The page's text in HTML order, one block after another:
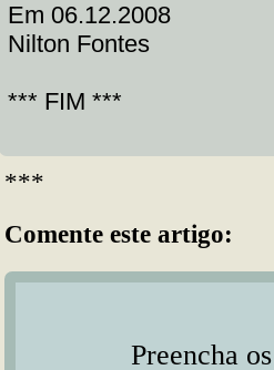
Em 06.12.2008
Nilton Fontes
*** FIM ***
***
Comente este artigo:
Preencha